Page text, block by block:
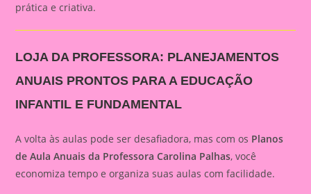
prática e criativa.
LOJA DA PROFESSORA: PLANEJAMENTOS
ANUAIS PRONTOS PARA A EDUCAÇÃO
INFANTIL E FUNDAMENTAL
A volta às aulas pode ser desafiadora, mas com os Planos
de Aula Anuais da Professora Carolina Palhas, você
economiza tempo e organiza suas aulas com facilidade.